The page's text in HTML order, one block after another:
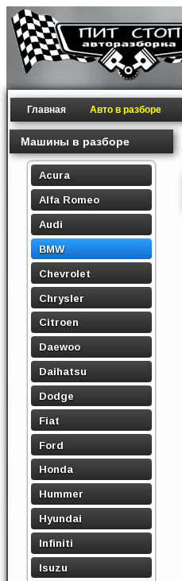
Главная Авто в разборе
Машины в разборе
Acura
Alfa Romeo
Audi
BMW
Chevrolet
Chrysler
Citroen
Daewoo
Daihatsu
Dodge
Fiat
Ford
Honda
Hummer
Hyundai
Infiniti
Isuzu